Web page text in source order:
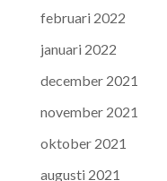
februari 2022
januari 2022
december 2021
november 2021
oktober 2021
augusti 2021